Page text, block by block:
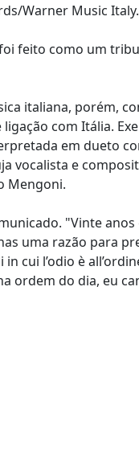
Warner Music Italy.
feito como um
italiana, porém,
com Itália.
em dueto
vocalista e
Mengoni.
"Vinte anos
uma razão para
cui l’odio è
ordem do dia, eu